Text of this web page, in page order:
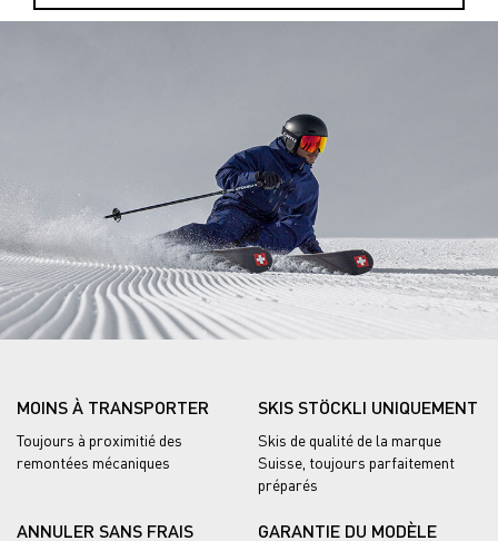
MOINS À TRANSPORTER
Toujours à proximitié des
remontées mécaniques
SKIS STÖCKLI UNIQUEMENT
Skis de qualité de la marque
Suisse, toujours parfaitement
préparés
ANNULER SANS FRAIS GARANTIE DU MODÈLE